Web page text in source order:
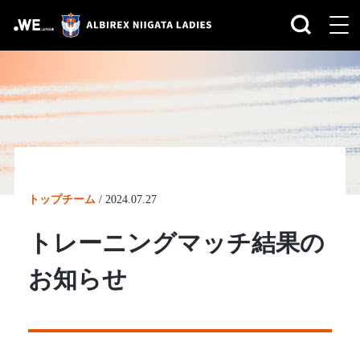
トップチーム / 2024.07.27
トレーニングマッチ結果の
お知らせ